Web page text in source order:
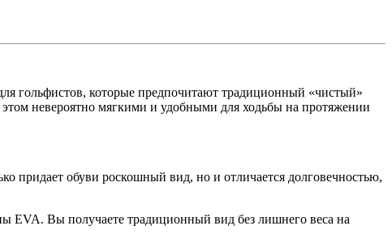
гольфистов, которые предпочитают традиционный «чистый»
этом невероятно мягкими и удобными для ходьбы на протяжении
придает обуви роскошный вид, но и отличается долговечностью,
EVA. Вы получаете традиционный вид без лишнего веса на